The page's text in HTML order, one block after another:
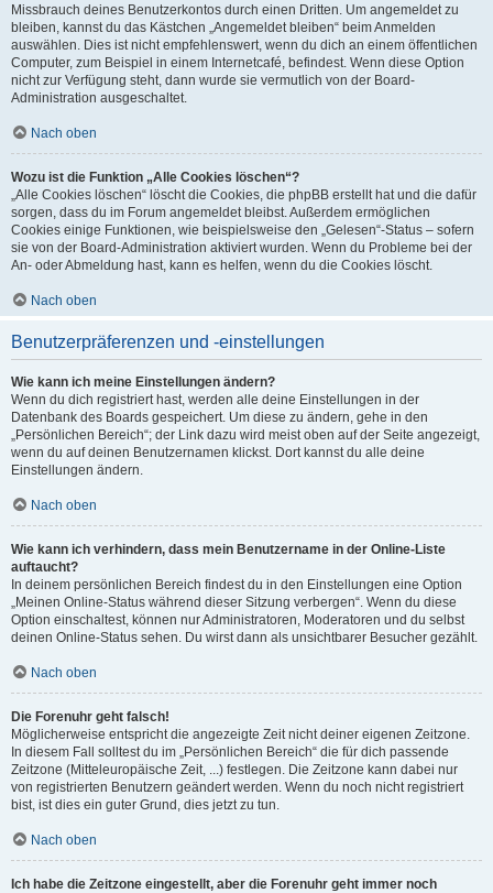
Missbrauch deines Benutzerkontos durch einen Dritten. Um angemeldet zu
bleiben, kannst du das Kästchen „Angemeldet bleiben“ beim Anmelden
auswählen. Dies ist nicht empfehlenswert, wenn du dich an einem öffentlichen
Computer, zum Beispiel in einem Internetcafé, befindest. Wenn diese Option
nicht zur Verfügung steht, dann wurde sie vermutlich von der Board-
Administration ausgeschaltet.
Nach oben
Wozu ist die Funktion „Alle Cookies löschen“?
„Alle Cookies löschen“ löscht die Cookies, die phpBB erstellt hat und die dafür
sorgen, dass du im Forum angemeldet bleibst. Außerdem ermöglichen
Cookies einige Funktionen, wie beispielsweise den „Gelesen“-Status – sofern
sie von der Board-Administration aktiviert wurden. Wenn du Probleme bei der
An- oder Abmeldung hast, kann es helfen, wenn du die Cookies löscht.
Nach oben
Benutzerpräferenzen und -einstellungen
Wie kann ich meine Einstellungen ändern?
Wenn du dich registriert hast, werden alle deine Einstellungen in der
Datenbank des Boards gespeichert. Um diese zu ändern, gehe in den
„Persönlichen Bereich“; der Link dazu wird meist oben auf der Seite angezeigt,
wenn du auf deinen Benutzernamen klickst. Dort kannst du alle deine
Einstellungen ändern.
Nach oben
Wie kann ich verhindern, dass mein Benutzername in der Online-Liste
auftaucht?
In deinem persönlichen Bereich findest du in den Einstellungen eine Option
„Meinen Online-Status während dieser Sitzung verbergen“. Wenn du diese
Option einschaltest, können nur Administratoren, Moderatoren und du selbst
deinen Online-Status sehen. Du wirst dann als unsichtbarer Besucher gezählt.
Nach oben
Die Forenuhr geht falsch!
Möglicherweise entspricht die angezeigte Zeit nicht deiner eigenen Zeitzone.
In diesem Fall solltest du im „Persönlichen Bereich“ die für dich passende
Zeitzone (Mitteleuropäische Zeit, ...) festlegen. Die Zeitzone kann dabei nur
von registrierten Benutzern geändert werden. Wenn du noch nicht registriert
bist, ist dies ein guter Grund, dies jetzt zu tun.
Nach oben
Ich habe die Zeitzone eingestellt, aber die Forenuhr geht immer noch